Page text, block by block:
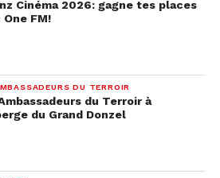
framboise
Cinéma 2026: gagne tes places
One FM!
DU TERROIR
du Terroir à
du Grand Donzel